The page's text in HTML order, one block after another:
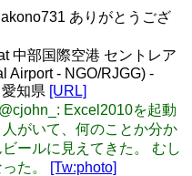
ありがとうござ
中部国際空港 セントレア
Airport - NGO/RJGG) -
知県 [URL]
Excel2010を起動
がいて、何のことか分か
ールに見えてきた。 むし
た。
[Tw:photo]